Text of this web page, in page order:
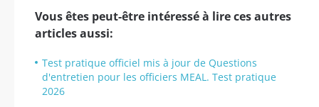
Vous êtes peut-être intéressé à lire ces autres
articles aussi:
Test pratique officiel mis à jour de Questions
d'entretien pour les officiers MEAL. Test pratique
2026